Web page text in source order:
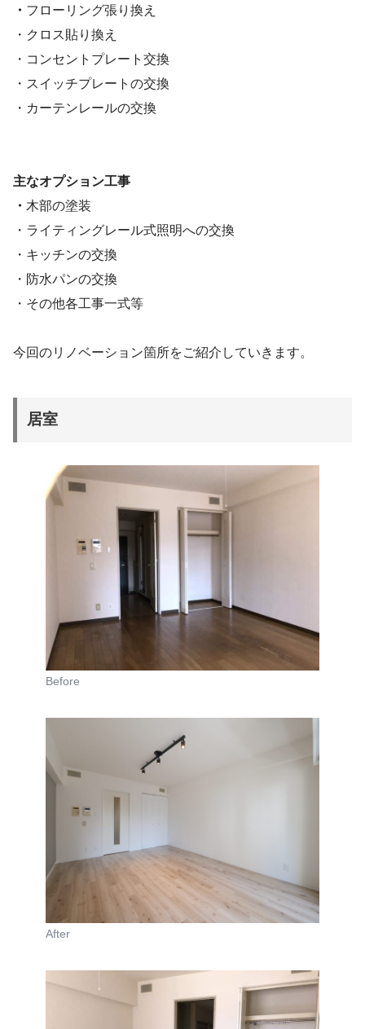
・ フローリング張り換え
・クロス貼り換え
・コンセントプレート交換
・スイッチプレートの交換
・カーテンレールの交換
主なオプション工事
・ 木部の塗装
・ライティングレール式照明への交換
・キッチンの交換
・防水パンの交換
・その他各工事一式等
今回のリノベーション箇所をご紹介していきます。
居室
Before
After